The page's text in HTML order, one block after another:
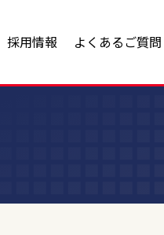
土
スタッフ紹介
採用情報 よくあるご質問